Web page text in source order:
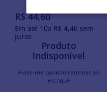
R$ 44,60
Em até 10x R$ 4,46 sem
juros
Produto
Indisponível
Avise-me quando retornar ao
estoque